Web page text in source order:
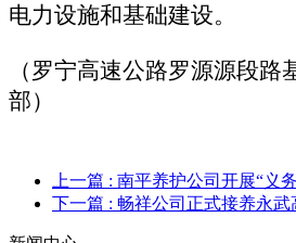
电力设施和基础建设。
（罗宁高速公路罗源源段路
部）
上一篇 : 南平养护公司开展“义
下一篇 : 畅祥公司正式接养永